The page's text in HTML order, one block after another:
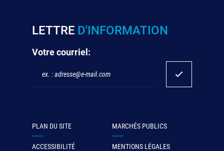
LETTRE D'INFORMATION
Votre courriel:
PLAN DU SITE MARCHÉS PUBLICS
ACCESSIBILITÉ MENTIONS LÉGALES